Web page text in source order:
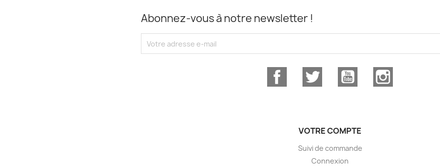
Abonnez-vous à notre newsletter !
Facebook Twitter YouTube
VOTRE COMPTE
Suivi de commande
Connexion